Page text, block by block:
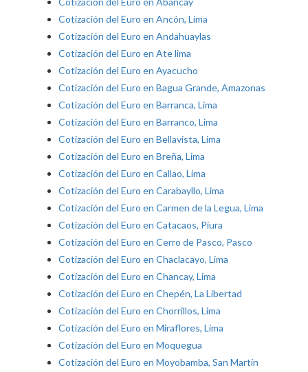
Cotización del Euro en Ancón, Lima
Cotización del Euro en Andahuaylas
Cotización del Euro en Ate lima
Cotización del Euro en Ayacucho
Cotización del Euro en Bagua Grande, Amazonas
Cotización del Euro en Barranca, Lima
Cotización del Euro en Barranco, Lima
Cotización del Euro en Bellavista, Lima
Cotización del Euro en Breña, Lima
Cotización del Euro en Callao, Lima
Cotización del Euro en Carabayllo, Lima
Cotización del Euro en Carmen de la Legua, Lima
Cotización del Euro en Catacaos, Piura
Cotización del Euro en Cerro de Pasco, Pasco
Cotización del Euro en Chaclacayo, Lima
Cotización del Euro en Chancay, Lima
Cotización del Euro en Chepén, La Libertad
Cotización del Euro en Chorrillos, Lima
Cotización del Euro en Miraflores, Lima
Cotización del Euro en Moquegua
Cotización del Euro en Moyobamba, San Martín